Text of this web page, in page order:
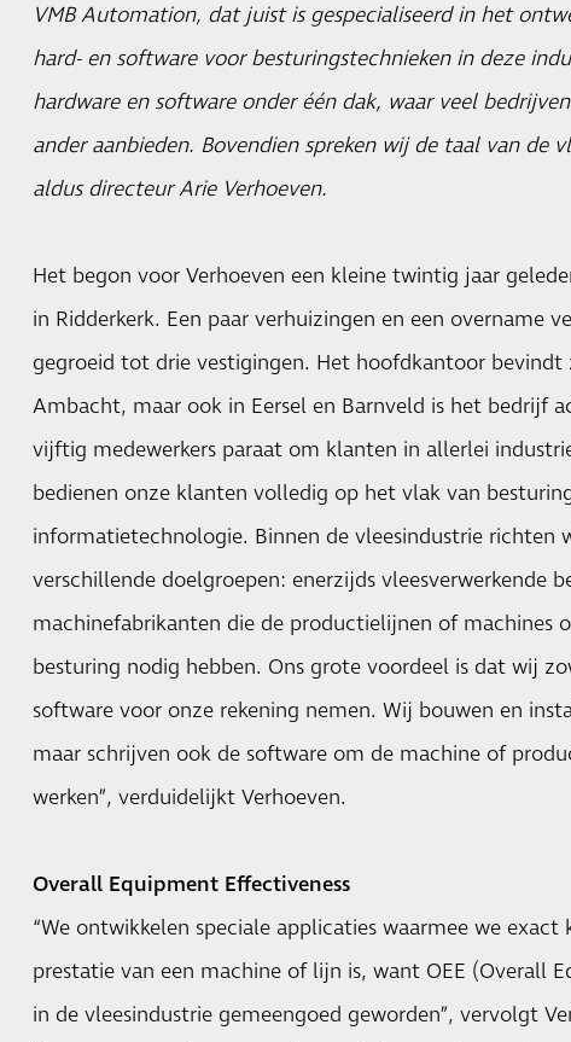
VMB Automation, dat juist is gespecialiseerd in het
hard- en software voor besturingstechnieken in deze
hardware en software onder één dak, waar veel
ander aanbieden. Bovendien spreken wij de taal van de
aldus directeur Arie Verhoeven.
Het begon voor Verhoeven een kleine twintig jaar
in Ridderkerk. Een paar verhuizingen en een overname
gegroeid tot drie vestigingen. Het hoofdkantoor bevindt
Ambacht, maar ook in Eersel en Barnveld is het bedrijf
vijftig medewerkers paraat om klanten in allerlei
bedienen onze klanten volledig op het vlak van
informatietechnologie. Binnen de vleesindustrie richten
verschillende doelgroepen: enerzijds vleesverwerkende
machinefabrikanten die de productielijnen of machines
besturing nodig hebben. Ons grote voordeel is dat wij
software voor onze rekening nemen. Wij bouwen en
maar schrijven ook de software om de machine of
werken”, verduidelijkt Verhoeven.
Overall Equipment Effectiveness
“We ontwikkelen speciale applicaties waarmee we
prestatie van een machine of lijn is, want OEE (Overall
in de vleesindustrie gemeengoed geworden”, vervolgt